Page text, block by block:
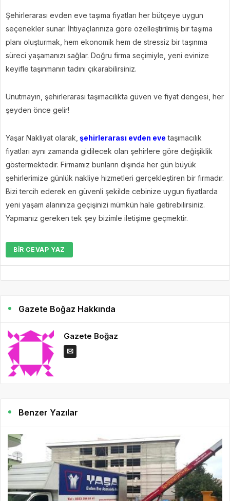
Şehirlerarası evden eve taşıma fiyatları her bütçeye uygun
seçenekler sunar. İhtiyaçlarınıza göre özelleştirilmiş bir taşıma
planı oluşturmak, hem ekonomik hem de stressiz bir taşınma
süreci yaşamanızı sağlar. Doğru firma seçimiyle, yeni evinize
keyifle taşınmanın tadını çıkarabilirsiniz.
Unutmayın, şehirlerarası taşımacılıkta güven ve fiyat dengesi, her
şeyden önce gelir!
Yaşar Nakliyat olarak, şehirlerarası evden eve taşımacılık
fiyatları aynı zamanda gidilecek olan şehirlere göre değişiklik
göstermektedir. Firmamız bunların dışında her gün büyük
şehirlerimize günlük nakliye hizmetleri gerçekleştiren bir firmadır.
Bizi tercih ederek en güvenli şekilde cebinize uygun fiyatlarda
yeni yaşam alanınıza geçişinizi mümkün hale getirebilirsiniz.
Yapmanız gereken tek şey bizimle iletişime geçmektir.
BIR CEVAP YAZ
Gazete Boğaz Hakkında
Gazete Boğaz
Benzer Yazılar